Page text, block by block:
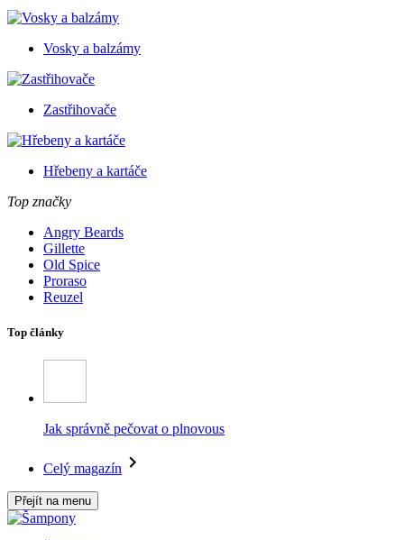
Vosky a balzámy
Zastřihovače
Hřebeny a kartáče
Top značky
Angry Beards
Gillette
Old Spice
Proraso
Reuzel
Top články
Jak správně pečovat o plnovous
Celý magazín
Přejít na menu